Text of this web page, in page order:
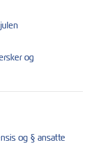
og
og § ansatte